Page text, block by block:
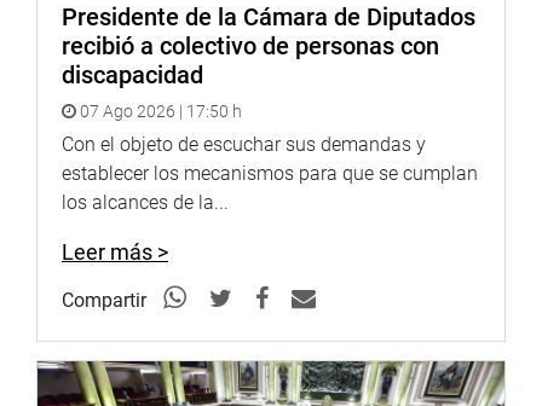
Presidente de la Cámara de Diputados
recibió a colectivo de personas con
discapacidad
07 Ago 2026 | 17:50 h
Con el objeto de escuchar sus demandas y
establecer los mecanismos para que se cumplan
los alcances de la...
Leer más >
Compartir